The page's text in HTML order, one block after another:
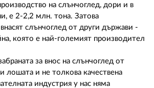
на слънчоглед, дори и в
е 2-2,2 млн. тона. Затова
слънчоглед от други държави -
която е най-големият производител
за внос на слънчоглед от
лошата и не толкова качествена
индустрия у нас няма
ПОЛИТИКАТА ЗА
ПОВЕРИТЕЛНОСТ